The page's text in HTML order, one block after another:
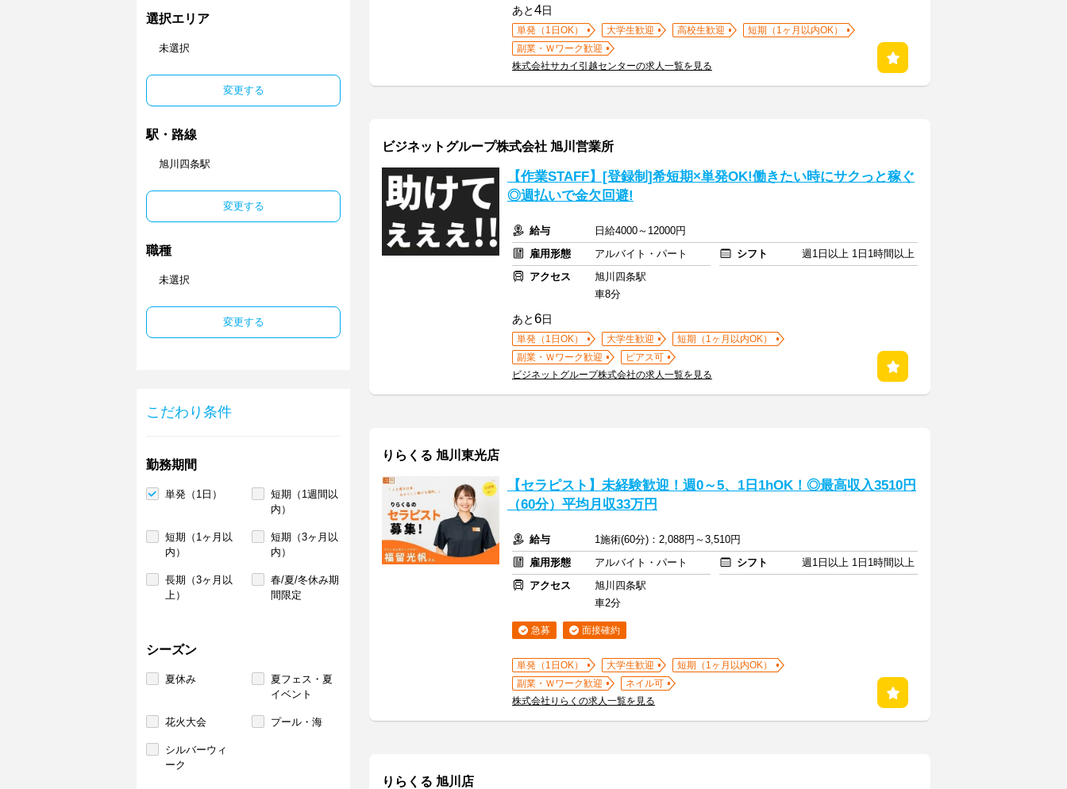
選択エリア
未選択
変更する
駅・路線
旭川四条駅
変更する
職種
未選択
変更する
こだわり条件
勤務期間
単発（1日）
短期（1週間以
内）
短期（1ヶ月以
内）
短期（3ヶ月以
内）
長期（3ヶ月以
上）
春/夏/冬休み期
間限定
シーズン
夏休み
夏フェス・夏
イベント
花火大会 プール・海
シルバーウィ
ーク
あと4日
単発（1日OK） 大学生歓迎 高校生歓迎
短期（1ヶ月以内OK）
副業・Ｗワーク歓迎
株式会社サカイ引越センターの求人一覧を見る
ビジネットグループ株式会社 旭川営業所
【作業STAFF】[登録制]希短期×単発OK!働きたい時にサクっと稼ぐ
◎週払いで金欠回避!
給与
日給4000～12000円
雇用形態
アルバイト・パート シフト
週1日以上 1日1時間以上
アクセス
旭川四条駅
車8分
あと6日
単発（1日OK） 大学生歓迎
短期（1ヶ月以内OK）
副業・Ｗワーク歓迎
ピアス可
ビジネットグループ株式会社の求人一覧を見る
りらくる 旭川東光店
【セラピスト】未経験歓迎！週0～5、1日1hOK！◎最高収入3510円
（60分）平均月収33万円
給与
1施術(60分)：2,088円～3,510円
雇用形態
アルバイト・パート シフト
週1日以上 1日1時間以上
アクセス
旭川四条駅
車2分
急募 面接確約
単発（1日OK） 大学生歓迎
短期（1ヶ月以内OK）
副業・Ｗワーク歓迎
ネイル可
株式会社りらくの求人一覧を見る
りらくる 旭川店